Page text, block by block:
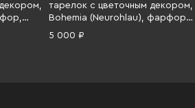
тарелок с цветочным декором,
Bohemia (Neurohlau), фарфор,
деколь, золочение,
5 000 ₽